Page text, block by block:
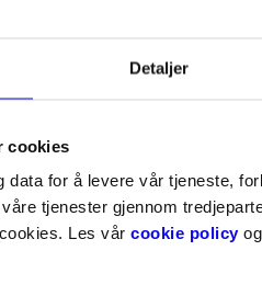
Detaljer
cookies
data for å levere vår tjeneste,
tjenester gjennom
Les vår cookie policy